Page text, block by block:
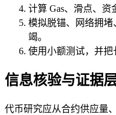
计算 Gas、滑点、资
模拟脱锚、网络拥
竭。
使用小额测试，并把
信息核验与证据
代币研究应从合约供应量